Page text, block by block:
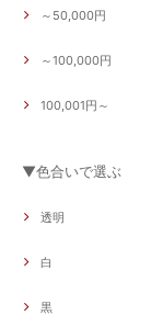
～50,000円
～100,000円
100,001円～
▼色合いで選ぶ
透明
白
黒